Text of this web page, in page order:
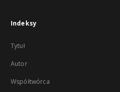
Indeksy
Tytuł
Autor
Współtwórca